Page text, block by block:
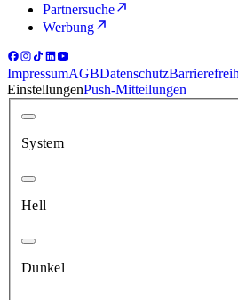
Partnersuche
Werbung
ImpressumAGBDatenschutz
EinstellungenPush-Mitteilungen
System
Hell
Dunkel